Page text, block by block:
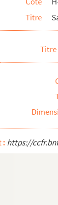
Titre
Titre
: https://